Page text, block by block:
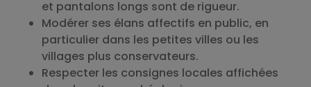
et pantalons longs sont de rigueur.
Modérer ses élans affectifs en public, en
particulier dans les petites villes ou les
villages plus conservateurs.
Respecter les consignes locales affichées